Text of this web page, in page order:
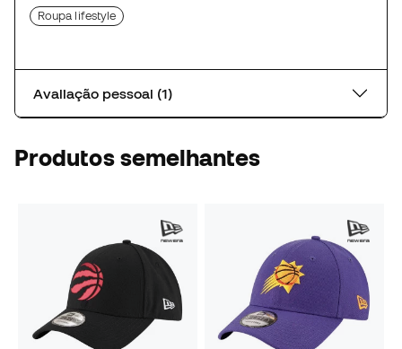
Roupa lifestyle
Avaliação pessoal (1)
Produtos semelhantes